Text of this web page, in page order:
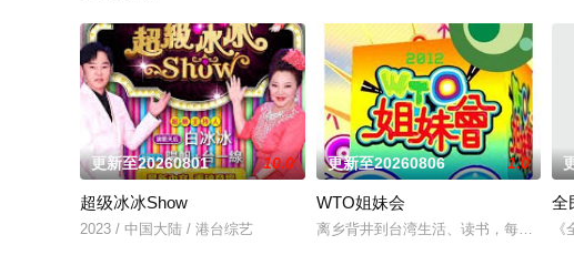
更新至20260801 10.0
超级冰冰Show
2023 / 中国大陆 / 港台综艺
更新至20260806 1.0
WTO姐妹会
离乡背井到台湾生活、读书，每个台湾
全